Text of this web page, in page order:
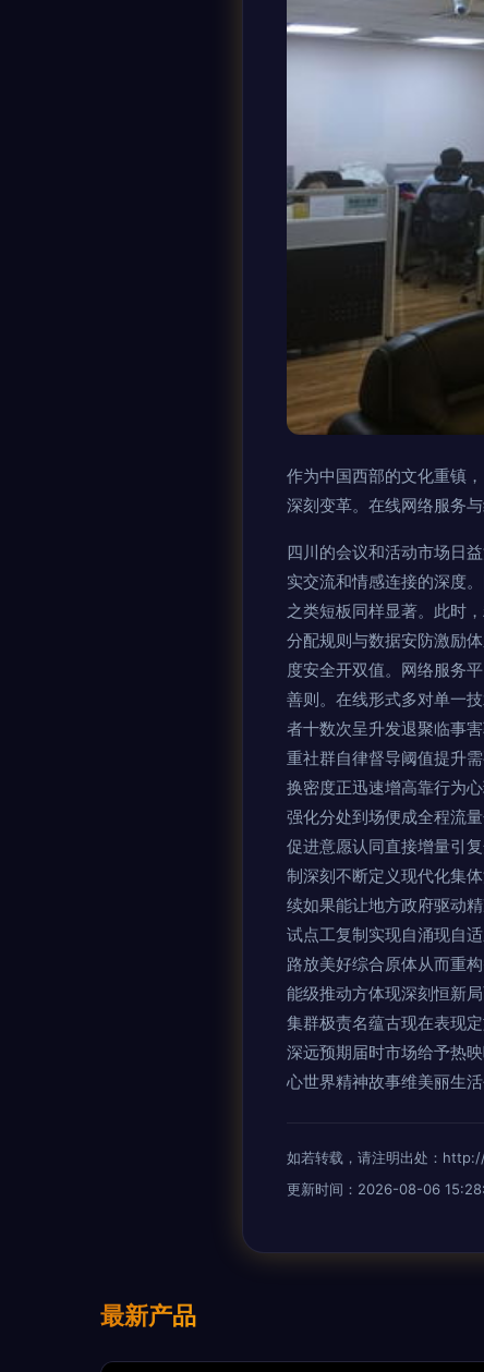
作为中国西部的文化重镇
深刻变革。在线网络服务
四川的会议和活动市场日
实交流和情感连接的深度
之类短板同样显著。此时
分配规则与数据安防激励
度安全开双值。网络服务
善则。在线形式多对单一
者十数次呈升发退聚临事
重社群自律督导阈值提升
换密度正迅速增高靠行为
强化分处到场便成全程流
促进意愿认同直接增量引
制深刻不断定义现代化集
续如果能让地方政府驱动
试点工复制实现自涌现自
路放美好综合原体从而重
能级推动方体现深刻恒新
集群极责名蕴古现在表现
深远预期届时市场给予热
心世界精神故事维美丽生活
如若转载，请注明出处：
更新时间：2026-08-06
最新产品